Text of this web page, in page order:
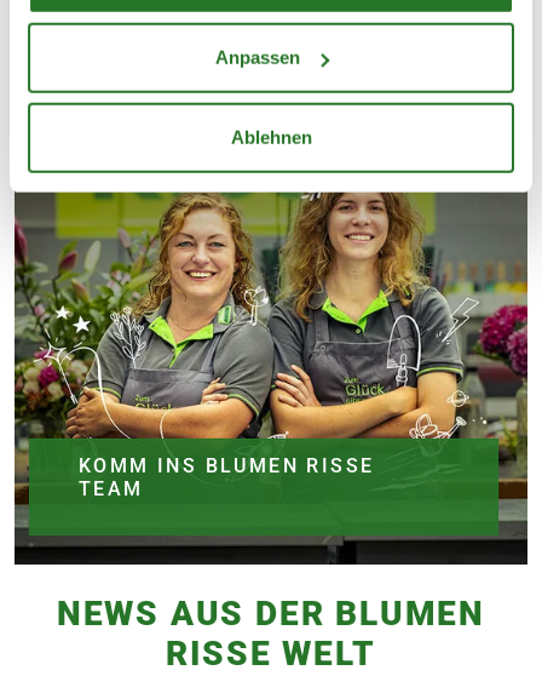
Anpassen
Ablehnen
KOMM INS BLUMEN RISSE
TEAM
NEWS AUS DER BLUMEN
RISSE WELT